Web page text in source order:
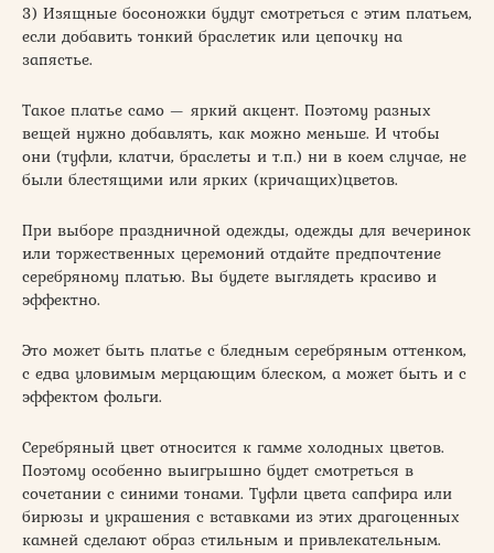
3) Изящные босоножки будут смотреться с этим платьем,
если добавить тонкий браслетик или цепочку на
запястье.
Такое платье само — яркий акцент. Поэтому разных
вещей нужно добавлять, как можно меньше. И чтобы
они (туфли, клатчи, браслеты и т.п.) ни в коем случае, не
были блестящими или ярких (кричащих)цветов.
При выборе праздничной одежды, одежды для вечеринок
или торжественных церемоний отдайте предпочтение
серебряному платью. Вы будете выглядеть красиво и
эффектно.
Это может быть платье с бледным серебряным оттенком,
с едва уловимым мерцающим блеском, а может быть и с
эффектом фольги.
Серебряный цвет относится к гамме холодных цветов.
Поэтому особенно выигрышно будет смотреться в
сочетании с синими тонами. Туфли цвета сапфира или
бирюзы и украшения с вставками из этих драгоценных
камней сделают образ стильным и привлекательным.